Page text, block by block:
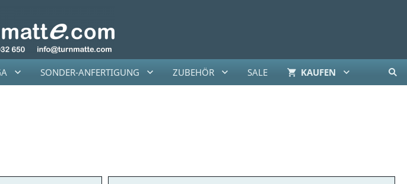
SONDER-ANFERTIGUNG ZUBEHÖR SALE KAUFEN